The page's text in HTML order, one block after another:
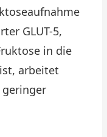
GLUT-5,
in die
arbeitet